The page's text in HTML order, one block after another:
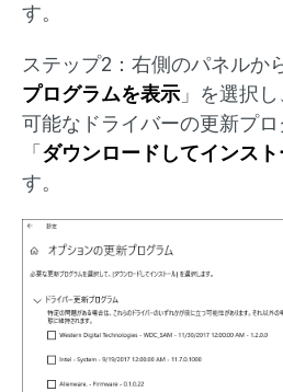
す。
ステップ2：右側のパネルか
プログラムを表示 」を選択
可能なドライバーの更新プロ
「 ダウンロードしてインス
す。